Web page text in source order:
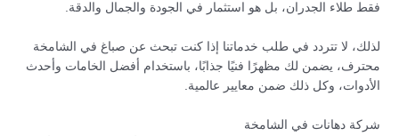
فقط طلاء الجدران، بل هو استثمار في الجودة والجمال والدقة.
لذلك، لا تتردد في طلب خدماتنا إذا كنت تبحث عن صباغ في الشامخة
محترف، يضمن لك مظهرًا فنيًا جذابًا، باستخدام أفضل الخامات وأحدث
الأدوات، وكل ذلك ضمن معايير عالمية.
شركة دهانات في الشامخة